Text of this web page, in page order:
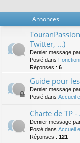
Annonces
Twitter, ...)
Dernier message par
Posté dans
Réponses : 6
Guide pour
Dernier message par
Posté dans Accueil
Charte de TP
Dernier message par
Posté dans Accueil
Réponses : 121